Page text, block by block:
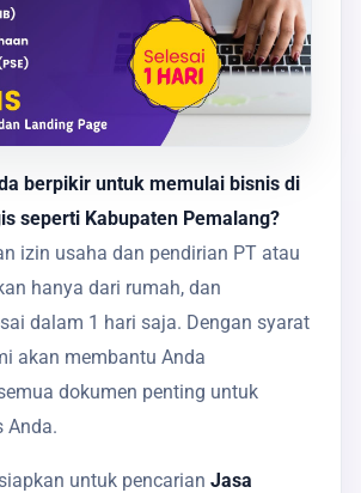
berpikir untuk memulai bisnis di
seperti Kabupaten Pemalang?
izin usaha dan pendirian PT atau
hanya dari rumah, dan
dalam 1 hari saja. Dengan syarat
akan membantu Anda
dokumen penting untuk
Anda.
untuk pencarian Jasa